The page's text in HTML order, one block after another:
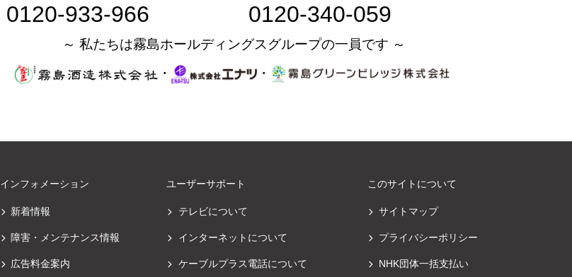
0120-933-966 0120-340-059
～ 私たちは霧島ホールディングスグループの一員です ～
・
・
インフォメーション
新着情報
障害・メンテナンス情報
広告料金案内
ユーザーサポート
テレビについて
インターネットについて
ケーブルプラス電話について
このサイトについて
サイトマップ
プライバシーポリシー
NHK団体一括支払い